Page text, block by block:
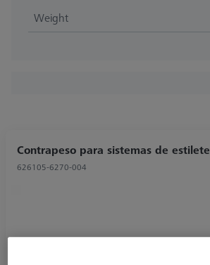
Weight
Contrapeso para sistemas de estilete
626105-6270-004